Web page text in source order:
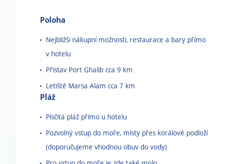
Poloha
Nejbližší nákupní možnosti, restaurace a bary přímo
v hotelu
Přístav Port Ghalib cca 9 km
Letiště Marsa Alam cca 7 km
Pláž
Písčitá pláž přímo u hotelu
Pozvolný vstup do moře, místy přes korálové podloží
(doporučujeme vhodnou obuv do vody)